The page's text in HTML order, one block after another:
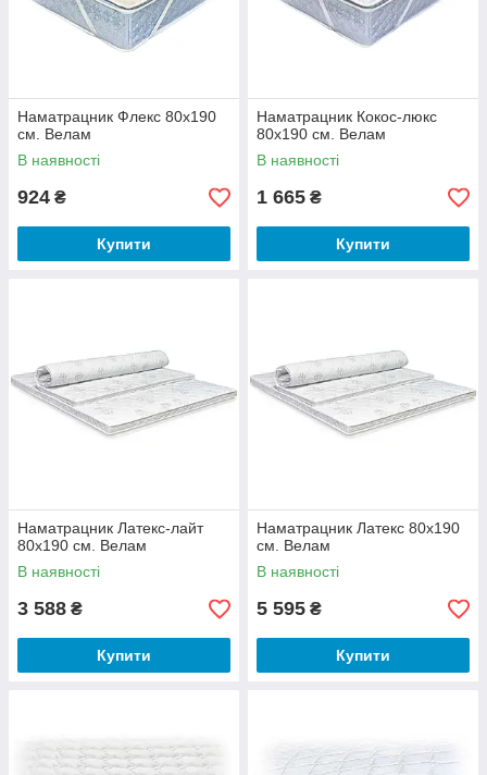
Наматрацник Флекс 80x190
см. Велам
В наявності
924 ₴
Купити
Наматрацник Кокос-люкс
80x190 см. Велам
В наявності
1 665 ₴
Купити
Наматрацник Латекс-лайт
80x190 см. Велам
В наявності
3 588 ₴
Купити
Наматрацник Латекс 80x190
см. Велам
В наявності
5 595 ₴
Купити